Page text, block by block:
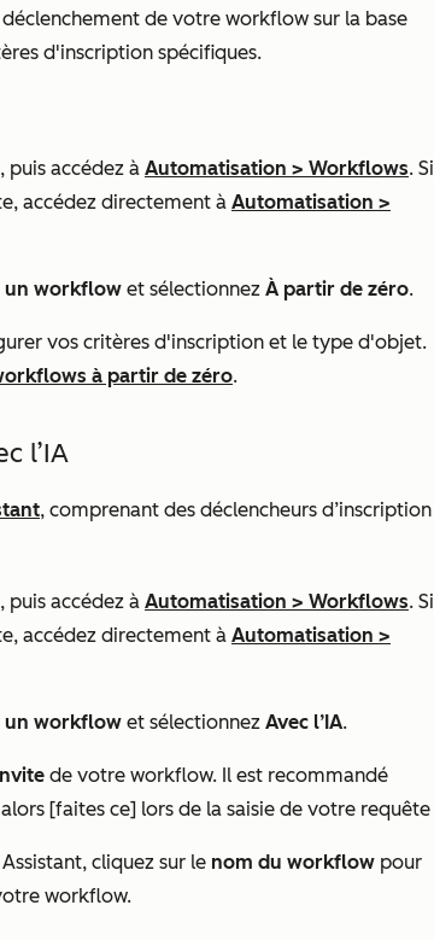
de votre workflow sur la base
d'inscription spécifiques.
, puis accédez à Automatisation > Workflows. Si
accédez directement à Automatisation >
un workflow et sélectionnez À partir de zéro.
vos critères d'inscription et le type d'objet.
à partir de zéro.
l’IA
, comprenant des déclencheurs d’inscription
, puis accédez à Automatisation > Workflows. Si
accédez directement à Automatisation >
un workflow et sélectionnez Avec l’IA.
de votre workflow. Il est recommandé
[faites ce] lors de la saisie de votre requête
cliquez sur le nom du workflow pour
workflow.